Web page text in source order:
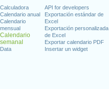
Calculadora
Calendario anual
Calendario
mensual
Calendario
semanal
Data
API for developers
Exportación estándar de
Excel
Exportación personalizada
de Excel
Exportar calendario PDF
Insertar un widget